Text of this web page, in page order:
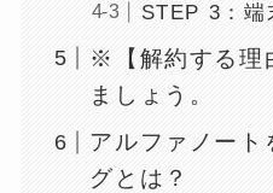
STEP 3：端
※【解約する理
ましょう。
アルファノート
グとは？